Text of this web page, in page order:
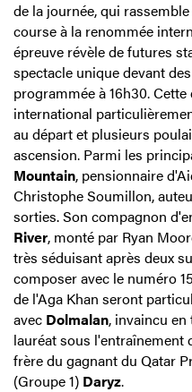
de la journée, qui
course à la renommée
épreuve révèle de futures
spectacle unique devant
programmée à 16h30.
international
au départ et plusieurs
ascension. Parmi les
Mountain, pensionnaire
Christophe Soumillon,
sorties. Son compagnon
River, monté par Ryan
très séduisant après deux
composer avec le numéro
de l'Aga Khan seront
avec Dolmalan, invaincu
lauréat sous l'entraînement
frère du gagnant du Qatar
(Groupe 1) Daryz.